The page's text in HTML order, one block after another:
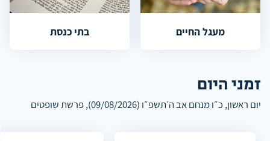
מעגל החיים בתי כנסת
זמני היום
יום ראשון, כ״ו מנחם אב ה׳תשפ״ו (09/08/2026), פרשת שופטים